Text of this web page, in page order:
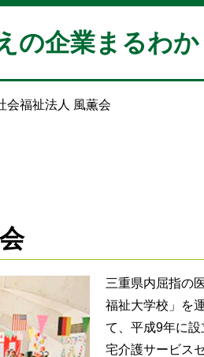
の企業まるわ
会福祉法人 風薫会
三重県内屈指の
福祉大学校」を
て、平成9年に
宅介護サービス